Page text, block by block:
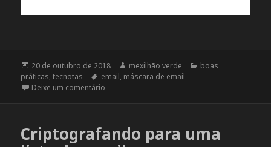
Publicado
em
20 de outubro de 2018 Autor
mexilhão verde Categorias
boas
práticas,tecnotas Tags
email, máscara de email
Deixe um comentário
Criptografando para uma